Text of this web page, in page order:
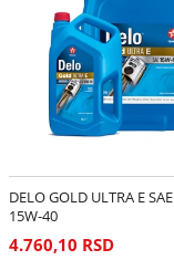
DELO GOLD ULTRA E SAE
15W-40
4.760,10 RSD